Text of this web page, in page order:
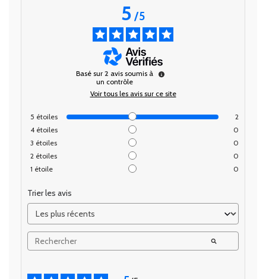
5/5
Basé sur 2 avis soumis à
un contrôle
Voir tous les avis sur ce site
5 étoiles
2
4 étoiles
0
3 étoiles
0
2 étoiles
0
1 étoile 0
Trier les avis